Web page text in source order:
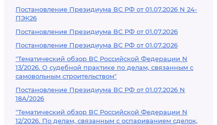
Постановление Президиума ВС РФ от 01.07.2026 N 24-
ПЭК26
Постановление Президиума ВС РФ от 01.07.2026
Постановление Президиума ВС РФ от 01.07.2026
"Тематический обзор ВС Российской Федерации N
13/2026. О судебной практике по делам, связанным с
самовольным строительством"
Постановление Президиума ВС РФ от 01.07.2026 N
18А/2026
"Тематический обзор ВС Российской Федерации N
12/2026. По делам, связанным с оспариванием сделок,